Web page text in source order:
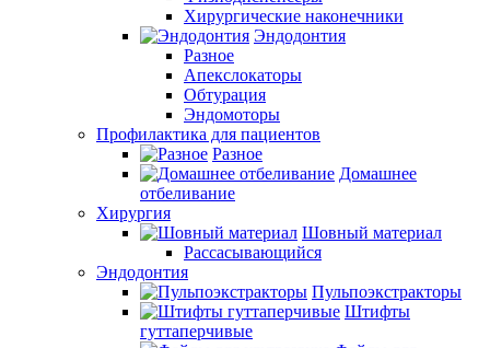
Хирургические наконечники
Эндодонтия
Разное
Апекслокаторы
Обтурация
Эндомоторы
Профилактика для пациентов
Разное
Домашнее
отбеливание
Хирургия
Шовный материал
Рассасывающийся
Эндодонтия
Пульпоэкстракторы
Штифты
гуттаперчивые